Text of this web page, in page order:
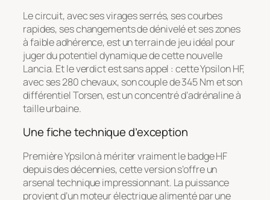
Le circuit, avec ses virages serrés, ses courbes
rapides, ses changements de dénivelé et ses zones
à faible adhérence, est un terrain de jeu idéal pour
juger du potentiel dynamique de cette nouvelle
Lancia. Et le verdict est sans appel : cette Ypsilon HF,
avec ses 280 chevaux, son couple de 345 Nm et son
différentiel Torsen, est un concentré d’adrénaline à
taille urbaine.
Une fiche technique d’exception
Première Ypsilon à mériter vraiment le badge HF
depuis des décennies, cette version s’offre un
arsenal technique impressionnant. La puissance
provient d’un moteur électrique alimenté par une